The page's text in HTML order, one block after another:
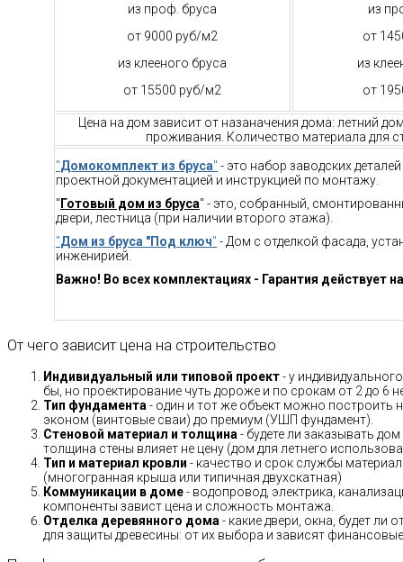
из проф. бруса
от 9000 руб/м2
из клееного бруса
от 15500 руб/м2
из
от
из
от
Цена на дом зависит от назаначения дома: летний
проживания. Количество материала для
"Домокомплект из бруса" - это набор заводских
проектной документацией и инструкцией по монтажу.
" Готовый дом из бруса" - это, собранный,
двери, лестница (при наличии второго этажа).
"Дом из бруса "Под ключ" - Дом с отделкой фасада,
инженирией.
Важно! Во всех комплектациях - Гарантия действует
От чего зависит цена на строительство
Индивидуальный или типовой проект- у
бы, но проектирование чуть дороже и по срокам от 2 до 6
Тип фундамента - один и тот же объект можно построить
эконом (винтовые сваи) до премиум (УШП фундамент).
Стеновой материал и толщина - будете ли заказывать
толщина стены влияет не цену (дом для летнего
Тип и материал кровли - качество и срок службы
(многогранная крыша или типичная двухскатная)
Коммуникации в доме- водопровод, электрика,
компоненты завист цена и сложность монтажа.
Отделка деревянного дома - какие двери, окна, будет
для защиты древесины: от их выбора и зависят